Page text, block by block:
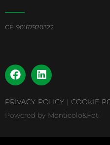
CF. 90167920322
PRIVACY POLICY | COOKIE
Powered by Monticolo&Foti